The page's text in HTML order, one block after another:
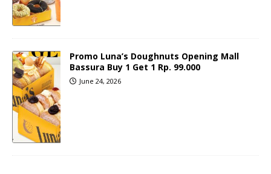
Promo Luna’s Doughnuts Opening Mall
Bassura Buy 1 Get 1 Rp. 99.000
June 24, 2026